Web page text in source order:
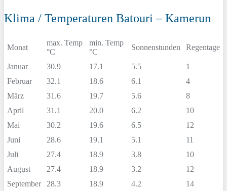
Klima / Temperaturen Batouri – Kamerun
Monat
max. Temp
°C
min. Temp
°C
Sonnenstunden Regentage
Januar 30.9 17.1 5.5
1
Februar
32.1 18.6 6.1
4
März
31.6 19.7 5.6
8
April
31.1 20.0 6.2
10
Mai
30.2 19.6 6.5
12
Juni
28.6 19.1 5.1
11
Juli
27.4 18.9 3.8
10
August
27.4 18.9 3.2
12
September
28.3 18.9 4.2
14